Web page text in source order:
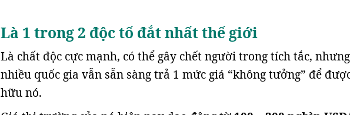
Là 1 trong 2 độc tố đắt nhất thế giới
Là chất độc cực mạnh, có thể gây chết người trong tích tắc, nhưng
nhiều quốc gia vẫn sẵn sàng trả 1 mức giá “không tưởng” để
hữu nó.